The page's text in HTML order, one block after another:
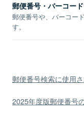
郵便番号・バーコー
郵便番号や、バーコー
す。
郵便番号検索に使用
2025年度版郵便番号